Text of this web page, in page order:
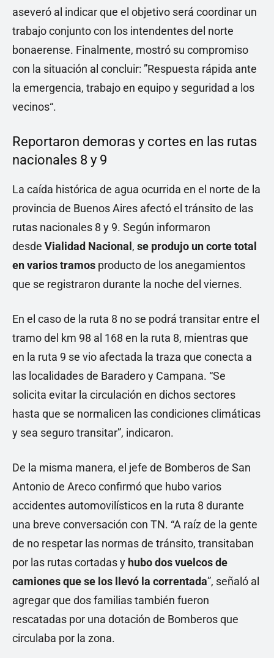
aseveró al indicar que el objetivo será coordinar un
trabajo conjunto con los intendentes del norte
bonaerense. Finalmente, mostró su compromiso
con la situación al concluir: ”Respuesta rápida ante
la emergencia, trabajo en equipo y seguridad a los
vecinos“.
Reportaron demoras y cortes en las rutas
nacionales 8 y 9
La caída histórica de agua ocurrida en el norte de la
provincia de Buenos Aires afectó el tránsito de las
rutas nacionales 8 y 9. Según informaron
desde Vialidad Nacional, se produjo un corte total
en varios tramos producto de los anegamientos
que se registraron durante la noche del viernes.
En el caso de la ruta 8 no se podrá transitar entre el
tramo del km 98 al 168 en la ruta 8, mientras que
en la ruta 9 se vio afectada la traza que conecta a
las localidades de Baradero y Campana. “Se
solicita evitar la circulación en dichos sectores
hasta que se normalicen las condiciones climáticas
y sea seguro transitar”, indicaron.
De la misma manera, el jefe de Bomberos de San
Antonio de Areco confirmó que hubo varios
accidentes automovilísticos en la ruta 8 durante
una breve conversación con TN. “A raíz de la gente
de no respetar las normas de tránsito, transitaban
por las rutas cortadas y hubo dos vuelcos de
camiones que se los llevó la correntada”, señaló al
agregar que dos familias también fueron
rescatadas por una dotación de Bomberos que
circulaba por la zona.